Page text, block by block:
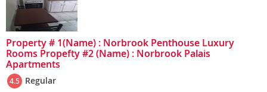
Property # 1(Name) : Norbrook Penthouse Luxury
Rooms Propefty #2 (Name) : Norbrook Palais
Apartments
4.5 Regular